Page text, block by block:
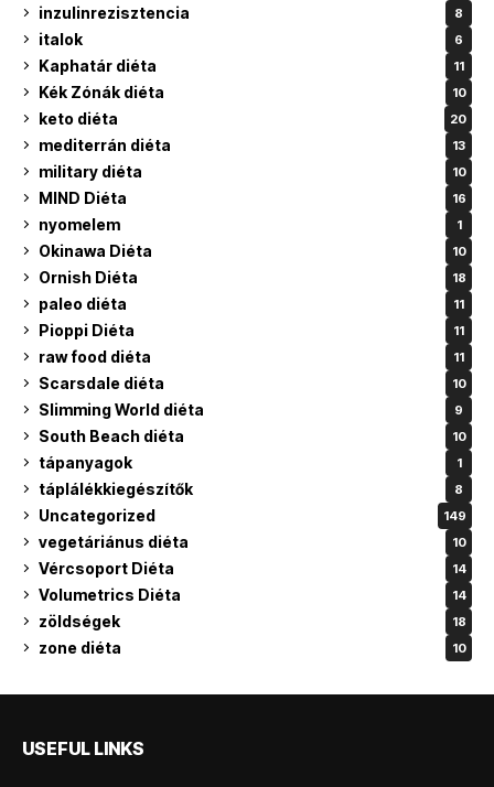
inzulinrezisztencia 8
italok 6
Kaphatár diéta 11
Kék Zónák diéta 10
keto diéta 20
mediterrán diéta 13
military diéta 10
MIND Diéta 16
nyomelem 1
Okinawa Diéta 10
Ornish Diéta 18
paleo diéta 11
Pioppi Diéta 11
raw food diéta 11
Scarsdale diéta 10
Slimming World diéta 9
South Beach diéta 10
tápanyagok 1
táplálékkiegészítők 8
Uncategorized 149
vegetáriánus diéta 10
Vércsoport Diéta 14
Volumetrics Diéta 14
zöldségek 18
zone diéta 10
USEFUL LINKS